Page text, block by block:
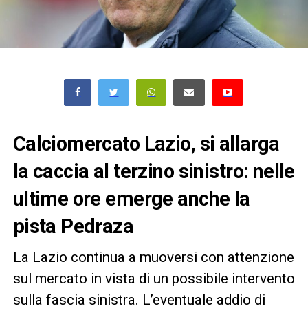
Calciomercato Lazio, si allarga
la caccia al terzino sinistro: nelle
ultime ore emerge anche la
pista Pedraza
La Lazio continua a muoversi con attenzione
sul mercato in vista di un possibile intervento
sulla fascia sinistra. L’eventuale addio di